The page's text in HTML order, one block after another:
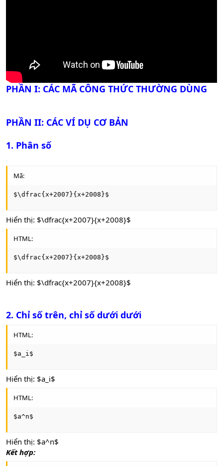
PHẦN I: CÁC MÃ CÔNG THỨC THƯỜNG DÙNG
PHẦN II: CÁC VÍ DỤ CƠ BẢN
1. Phân số
Mã:
$\dfrac{x+2007}{x+2008}$
Hiển thị: $\dfrac{x+2007}{x+2008}$
HTML:
$\dfrac{x+2007}{x+2008}$
Hiển thị: $\dfrac{x+2007}{x+2008}$
2. Chỉ số trên, chỉ số dưới dưới
HTML:
$a_i$
Hiển thị: $a_i$
HTML:
$a^n$
Hiển thị: $a^n$
Kết hợp: